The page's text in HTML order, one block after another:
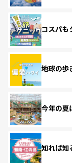
コスパも
地球の
今年の夏
知れば知